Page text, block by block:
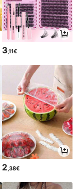
3,11€
2 ,38€